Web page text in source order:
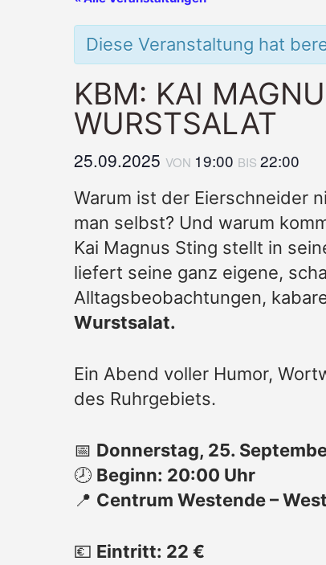
Diese Veranstaltung hat
KBM: KAI
WURSTSALAT
25.09.2025 VON 19:00 BIS 22:00
Warum ist der Eierschneider
man selbst? Und warum
Kai Magnus Sting stellt in
liefert seine ganz eigene,
Alltagsbeobachtungen,
Wurstsalat.
Ein Abend voller Humor,
des Ruhrgebiets.
📅 Donnerstag, 25.
🕗 Beginn: 20:00 Uhr
📍 Centrum Westende –
💶 Eintritt: 22 €